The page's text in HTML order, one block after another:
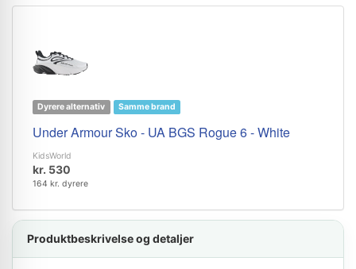
Dyrere alternativ Samme brand
Under Armour Sko - UA BGS Rogue 6 - White
KidsWorld
kr. 530
164 kr. dyrere
Produktbeskrivelse og detaljer